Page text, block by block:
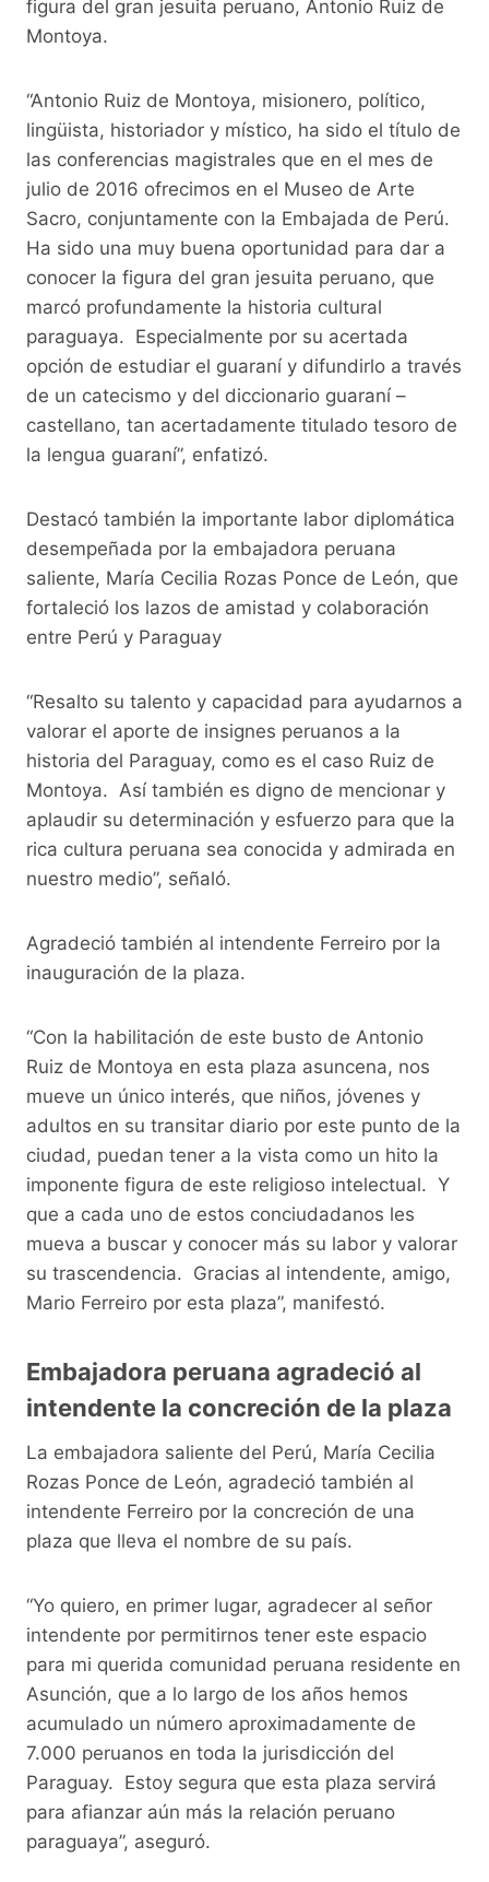
figura del gran jesuita peruano, Antonio Ruiz de
Montoya.
“Antonio Ruiz de Montoya, misionero, político,
lingüista, historiador y místico, ha sido el título de
las conferencias magistrales que en el mes de
julio de 2016 ofrecimos en el Museo de Arte
Sacro, conjuntamente con la Embajada de Perú.
Ha sido una muy buena oportunidad para dar a
conocer la figura del gran jesuita peruano, que
marcó profundamente la historia cultural
paraguaya. Especialmente por su acertada
opción de estudiar el guaraní y difundirlo a través
de un catecismo y del diccionario guaraní –
castellano, tan acertadamente titulado tesoro de
la lengua guaraní”, enfatizó.
Destacó también la importante labor diplomática
desempeñada por la embajadora peruana
saliente, María Cecilia Rozas Ponce de León, que
fortaleció los lazos de amistad y colaboración
entre Perú y Paraguay
“Resalto su talento y capacidad para ayudarnos a
valorar el aporte de insignes peruanos a la
historia del Paraguay, como es el caso Ruiz de
Montoya. Así también es digno de mencionar y
aplaudir su determinación y esfuerzo para que la
rica cultura peruana sea conocida y admirada en
nuestro medio”, señaló.
Agradeció también al intendente Ferreiro por la
inauguración de la plaza.
“Con la habilitación de este busto de Antonio
Ruiz de Montoya en esta plaza asuncena, nos
mueve un único interés, que niños, jóvenes y
adultos en su transitar diario por este punto de la
ciudad, puedan tener a la vista como un hito la
imponente figura de este religioso intelectual. Y
que a cada uno de estos conciudadanos les
mueva a buscar y conocer más su labor y valorar
su trascendencia. Gracias al intendente, amigo,
Mario Ferreiro por esta plaza”, manifestó.
Embajadora peruana agradeció al
intendente la concreción de la plaza
La embajadora saliente del Perú, María Cecilia
Rozas Ponce de León, agradeció también al
intendente Ferreiro por la concreción de una
plaza que lleva el nombre de su país.
“Yo quiero, en primer lugar, agradecer al señor
intendente por permitirnos tener este espacio
para mi querida comunidad peruana residente en
Asunción, que a lo largo de los años hemos
acumulado un número aproximadamente de
7.000 peruanos en toda la jurisdicción del
Paraguay. Estoy segura que esta plaza servirá
para afianzar aún más la relación peruano
paraguaya”, aseguró.